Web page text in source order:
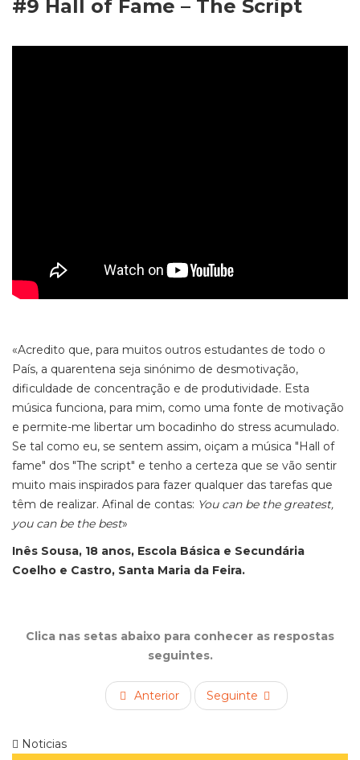
#9 Hall of Fame – The Script
«Acredito que, para muitos outros estudantes de todo o
País, a quarentena seja sinónimo de desmotivação,
dificuldade de concentração e de produtividade. Esta
música funciona, para mim, como uma fonte de motivação
e permite-me libertar um bocadinho do stress acumulado.
Se tal como eu, se sentem assim, oiçam a música "Hall of
fame" dos "The script" e tenho a certeza que se vão sentir
muito mais inspirados para fazer qualquer das tarefas que
têm de realizar. Afinal de contas: You can be the greatest,
you can be the best»
Inês Sousa, 18 anos, Escola Básica e Secundária
Coelho e Castro, Santa Maria da Feira.
Clica nas setas abaixo para conhecer as respostas
seguintes.
Anterior Seguinte
Noticias